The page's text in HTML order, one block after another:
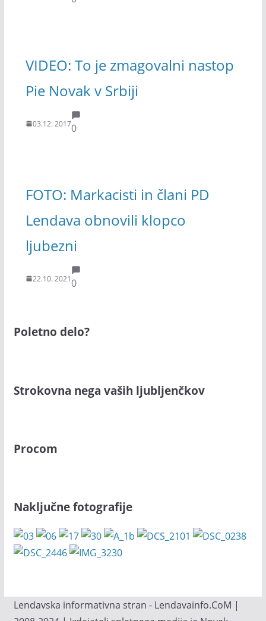
VIDEO: To je zmagovalni nastop
Pie Novak v Srbiji
03.12. 20170
FOTO: Markacisti in člani PD
Lendava obnovili klopco
ljubezni
22.10. 20210
Poletno delo?
Strokovna nega vaših ljubljenčkov
Procom
Naključne fotografije
Lendavska informativna stran - Lendavainfo.CoM |